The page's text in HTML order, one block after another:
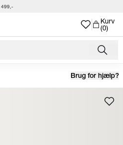
499,-
Kurv
(0)
Brug for hjælp?